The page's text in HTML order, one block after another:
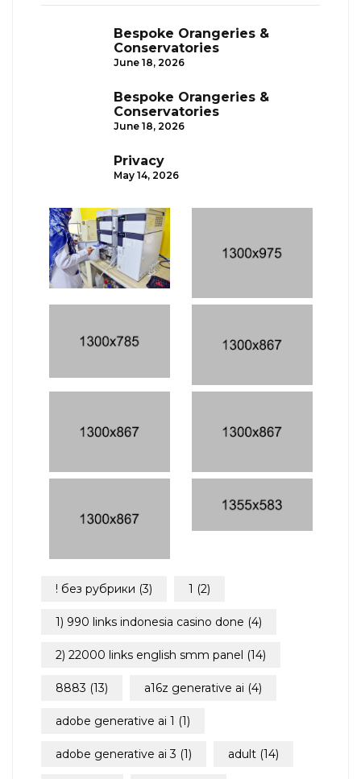
Bespoke Orangeries &
Conservatories
June 18, 2026
Bespoke Orangeries &
Conservatories
June 18, 2026
Privacy
May 14, 2026
! без рубрики (3) 1 (2)
1) 990 links indonesia casino done (4)
2) 22000 links english smm panel (14)
8883 (13) a16z generative ai (4)
adobe generative ai 1 (1)
adobe generative ai 3 (1) adult (14)